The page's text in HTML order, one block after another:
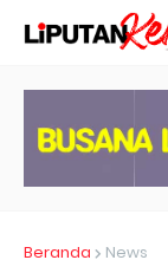
Beranda News